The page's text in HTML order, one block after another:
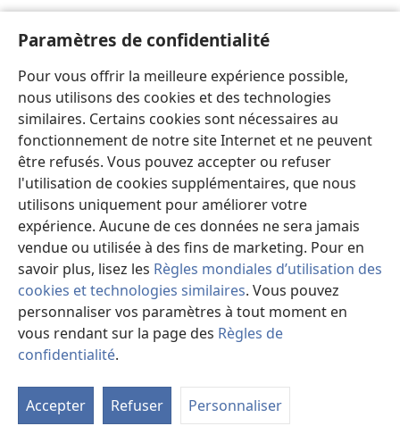
Paramètres de confidentialité
Pour vous offrir la meilleure expérience possible,
nous utilisons des cookies et des technologies
similaires. Certains cookies sont nécessaires au
fonctionnement de notre site Internet et ne peuvent
être refusés. Vous pouvez accepter ou refuser
l'utilisation de cookies supplémentaires, que nous
utilisons uniquement pour améliorer votre
expérience. Aucune de ces données ne sera jamais
vendue ou utilisée à des fins de marketing. Pour en
savoir plus, lisez les Règles mondiales d’utilisation des
cookies et technologies similaires. Vous pouvez
personnaliser vos paramètres à tout moment en
vous rendant sur la page des Règles de
confidentialité.
Accepter Refuser Personnaliser